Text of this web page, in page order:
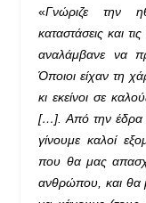
«Γνώριζε την
καταστάσεις και
αναλάμβανε να
Όποιοι είχαν τη
κι εκείνοι σε
[…]. Από την έδρα
γίνουμε καλοί
που θα μας
ανθρώπου, και θα